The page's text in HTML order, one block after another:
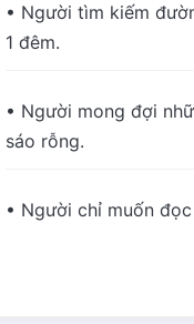
• Người tìm kiếm
1 đêm.
• Người mong đợi
sáo rỗng.
• Người chỉ muốn